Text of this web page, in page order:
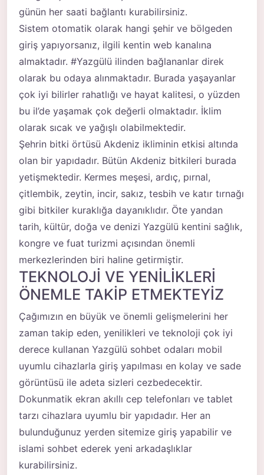
günün her saati bağlantı kurabilirsiniz.
Sistem otomatik olarak hangi şehir ve bölgeden
giriş yapıyorsanız, ilgili kentin web kanalına
almaktadır. #Yazgülü ilinden bağlananlar direk
olarak bu odaya alınmaktadır. Burada yaşayanlar
çok iyi bilirler rahatlığı ve hayat kalitesi, o yüzden
bu il’de yaşamak çok değerli olmaktadır. İklim
olarak sıcak ve yağışlı olabilmektedir.
Şehrin bitki örtüsü Akdeniz ikliminin etkisi altında
olan bir yapıdadır. Bütün Akdeniz bitkileri burada
yetişmektedir. Kermes meşesi, ardıç, pırnal,
çitlembik, zeytin, incir, sakız, tesbih ve katır tırnağı
gibi bitkiler kuraklığa dayanıklıdır. Öte yandan
tarih, kültür, doğa ve denizi Yazgülü kentini sağlık,
kongre ve fuat turizmi açısından önemli
merkezlerinden biri haline getirmiştir.
TEKNOLOJİ VE YENİLİKLERİ
ÖNEMLE TAKİP ETMEKTEYİZ
Çağımızın en büyük ve önemli gelişmelerini her
zaman takip eden, yenilikleri ve teknoloji çok iyi
derece kullanan Yazgülü sohbet odaları mobil
uyumlu cihazlarla giriş yapılması en kolay ve sade
görüntüsü ile adeta sizleri cezbedecektir.
Dokunmatik ekran akıllı cep telefonları ve tablet
tarzı cihazlara uyumlu bir yapıdadır. Her an
bulunduğunuz yerden sitemize giriş yapabilir ve
islami sohbet ederek yeni arkadaşlıklar
kurabilirsiniz.